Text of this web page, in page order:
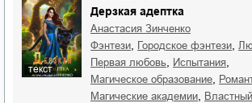
текст
Дерзкая адептка
Анастасия Зинченко
фэнтези
городское фэнтези
первая любовь испытания
магическое образование
магические академии